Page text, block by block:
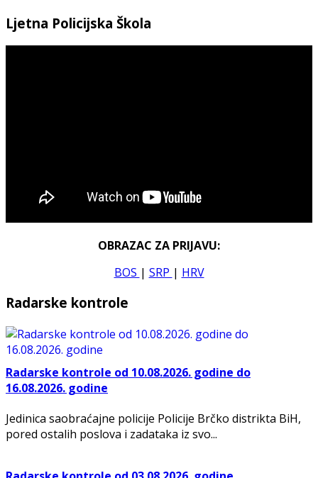
Ljetna Policijska Škola
OBRAZAC ZA PRIJAVU:
BOS | SRP | HRV
Radarske kontrole
Radarske kontrole od 10.08.2026. godine do
16.08.2026. godine
Jedinica saobraćajne policije Policije Brčko distrikta BiH,
pored ostalih poslova i zadataka iz svo...